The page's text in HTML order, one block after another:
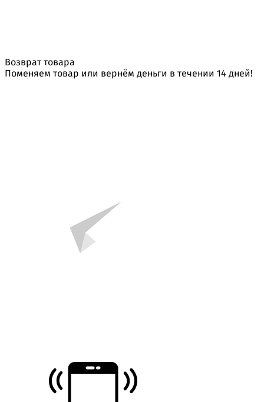
Возврат товара
Поменяем товар или вернём деньги в течении 14 дней!